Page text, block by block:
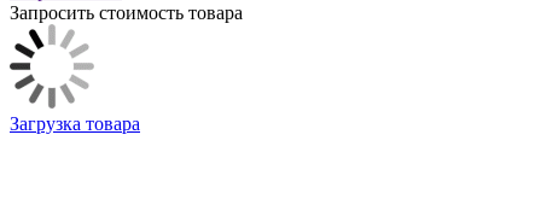
Запросить стоимость товара
Загрузка товара